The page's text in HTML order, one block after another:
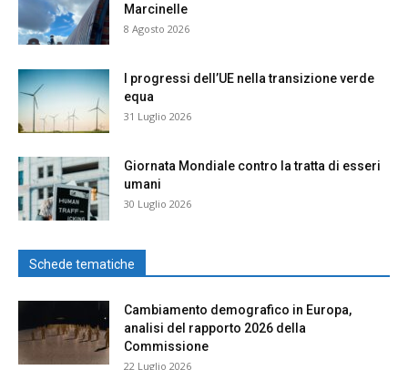
Marcinelle
8 Agosto 2026
I progressi dell’UE nella transizione verde
equa
31 Luglio 2026
Giornata Mondiale contro la tratta di esseri
umani
30 Luglio 2026
Schede tematiche
Cambiamento demografico in Europa,
analisi del rapporto 2026 della
Commissione
22 Luglio 2026